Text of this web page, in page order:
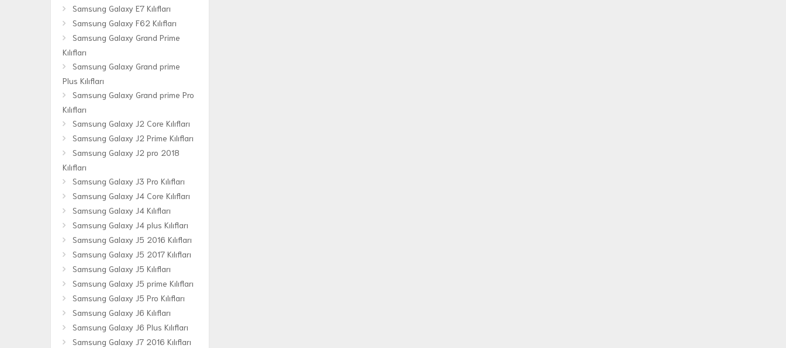
Samsung Galaxy E7 Kılıfları
Samsung Galaxy F62 Kılıfları
Samsung Galaxy Grand Prime
Kılıfları
Samsung Galaxy Grand prime
Plus Kılıfları
Samsung Galaxy Grand prime Pro
Kılıfları
Samsung Galaxy J2 Core Kılıfları
Samsung Galaxy J2 Prime Kılıfları
Samsung Galaxy J2 pro 2018
Kılıfları
Samsung Galaxy J3 Pro Kılıfları
Samsung Galaxy J4 Core Kılıfları
Samsung Galaxy J4 Kılıfları
Samsung Galaxy J4 plus Kılıfları
Samsung Galaxy J5 2016 Kılıfları
Samsung Galaxy J5 2017 Kılıfları
Samsung Galaxy J5 Kılıfları
Samsung Galaxy J5 prime Kılıfları
Samsung Galaxy J5 Pro Kılıfları
Samsung Galaxy J6 Kılıfları
Samsung Galaxy J6 Plus Kılıfları
Samsung Galaxy J7 2016 Kılıfları